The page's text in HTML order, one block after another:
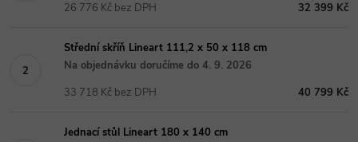
32 399 Kč
26 776 Kč bez DPH
Střední skříň Lineart 111,2 x 50 x 118 cm
Na objednávku doručíme do 4. 9. 2026
40 799 Kč
33 718 Kč bez DPH
Jednací stůl Lineart 180 x 140 cm